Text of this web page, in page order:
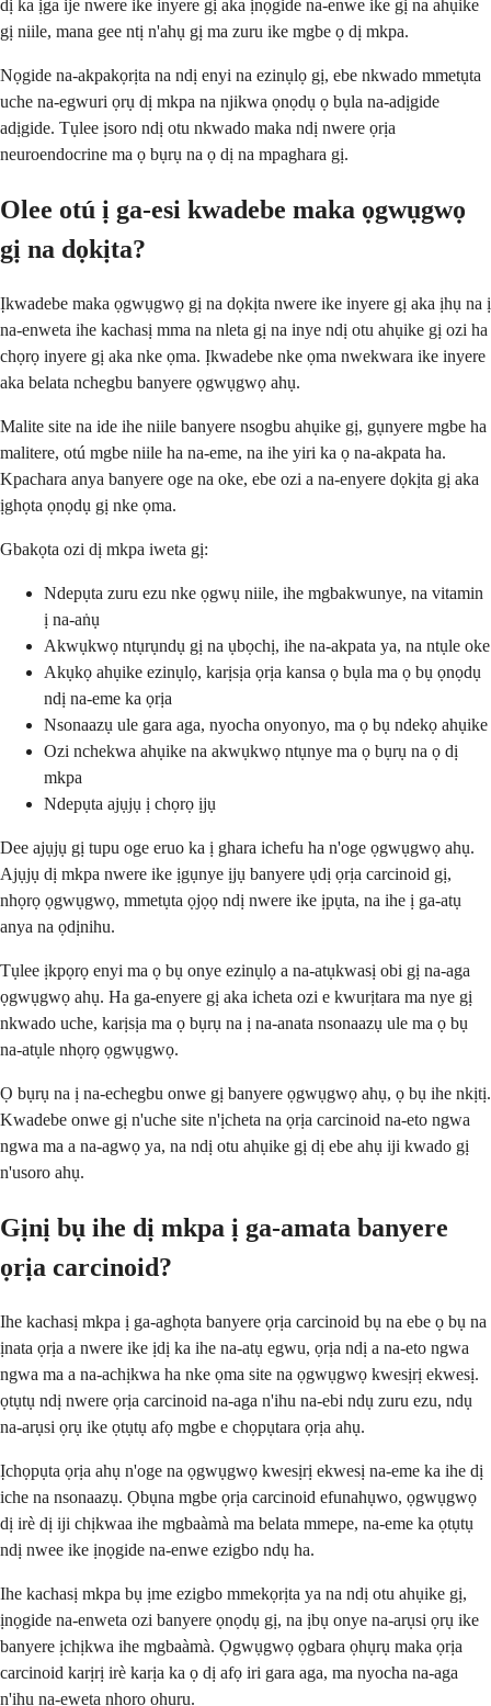
dị ka ịga ije nwere ike inyere gị aka ịnọgide na-enwe ike gị na ahụike
gị niile, mana gee ntị n'ahụ gị ma zuru ike mgbe ọ dị mkpa.
Nọgide na-akpakọrịta na ndị enyi na ezinụlọ gị, ebe nkwado mmetụta
uche na-egwuri ọrụ dị mkpa na njikwa ọnọdụ ọ bụla na-adịgide
adịgide. Tụlee ịsoro ndị otu nkwado maka ndị nwere ọrịa
neuroendocrine ma ọ bụrụ na ọ dị na mpaghara gị.
Olee otú ị ga-esi kwadebe maka ọgwụgwọ
gị na dọkịta?
Ịkwadebe maka ọgwụgwọ gị na dọkịta nwere ike inyere gị aka ịhụ na ị
na-enweta ihe kachasị mma na nleta gị na inye ndị otu ahụike gị ozi ha
chọrọ inyere gị aka nke ọma. Ịkwadebe nke ọma nwekwara ike inyere
aka belata nchegbu banyere ọgwụgwọ ahụ.
Malite site na ide ihe niile banyere nsogbu ahụike gị, gụnyere mgbe ha
malitere, otú mgbe niile ha na-eme, na ihe yiri ka ọ na-akpata ha.
Kpachara anya banyere oge na oke, ebe ozi a na-enyere dọkịta gị aka
ịghọta ọnọdụ gị nke ọma.
Gbakọta ozi dị mkpa iweta gị:
Ndepụta zuru ezu nke ọgwụ niile, ihe mgbakwunye, na vitamin
ị na-aṅụ
Akwụkwọ ntụrụndụ gị na ụbọchị, ihe na-akpata ya, na ntụle oke
Akụkọ ahụike ezinụlọ, karịsịa ọrịa kansa ọ bụla ma ọ bụ ọnọdụ
ndị na-eme ka ọrịa
Nsonaazụ ule gara aga, nyocha onyonyo, ma ọ bụ ndekọ ahụike
Ozi nchekwa ahụike na akwụkwọ ntụnye ma ọ bụrụ na ọ dị
mkpa
Ndepụta ajụjụ ị chọrọ ịjụ
Dee ajụjụ gị tupu oge eruo ka ị ghara ichefu ha n'oge ọgwụgwọ ahụ.
Ajụjụ dị mkpa nwere ike ịgụnye ịjụ banyere ụdị ọrịa carcinoid gị,
nhọrọ ọgwụgwọ, mmetụta ọjọọ ndị nwere ike ịpụta, na ihe ị ga-atụ
anya na ọdịnihu.
Tụlee ịkpọrọ enyi ma ọ bụ onye ezinụlọ a na-atụkwasị obi gị na-aga
ọgwụgwọ ahụ. Ha ga-enyere gị aka icheta ozi e kwurịtara ma nye gị
nkwado uche, karịsịa ma ọ bụrụ na ị na-anata nsonaazụ ule ma ọ bụ
na-atụle nhọrọ ọgwụgwọ.
Ọ bụrụ na ị na-echegbu onwe gị banyere ọgwụgwọ ahụ, ọ bụ ihe nkịtị.
Kwadebe onwe gị n'uche site n'ịcheta na ọrịa carcinoid na-eto ngwa
ngwa ma a na-agwọ ya, na ndị otu ahụike gị dị ebe ahụ iji kwado gị
n'usoro ahụ.
Gịnị bụ ihe dị mkpa ị ga-amata banyere
ọrịa carcinoid?
Ihe kachasị mkpa ị ga-aghọta banyere ọrịa carcinoid bụ na ebe ọ bụ na
ịnata ọrịa a nwere ike ịdị ka ihe na-atụ egwu, ọrịa ndị a na-eto ngwa
ngwa ma a na-achịkwa ha nke ọma site na ọgwụgwọ kwesịrị ekwesị.
ọtụtụ ndị nwere ọrịa carcinoid na-aga n'ihu na-ebi ndụ zuru ezu, ndụ
na-arụsi ọrụ ike ọtụtụ afọ mgbe e chọpụtara ọrịa ahụ.
Ịchọpụta ọrịa ahụ n'oge na ọgwụgwọ kwesịrị ekwesị na-eme ka ihe dị
iche na nsonaazụ. Ọbụna mgbe ọrịa carcinoid efunahụwo, ọgwụgwọ
dị irè dị iji chịkwaa ihe mgbaàmà ma belata mmepe, na-eme ka ọtụtụ
ndị nwee ike ịnọgide na-enwe ezigbo ndụ ha.
Ihe kachasị mkpa bụ ịme ezigbo mmekọrịta ya na ndị otu ahụike gị,
ịnọgide na-enweta ozi banyere ọnọdụ gị, na ịbụ onye na-arụsi ọrụ ike
banyere ịchịkwa ihe mgbaàmà. Ọgwụgwọ ọgbara ọhụrụ maka ọrịa
carcinoid karịrị irè karịa ka ọ dị afọ iri gara aga, ma nyocha na-aga
n'ihu na-eweta nhọrọ ọhụrụ.